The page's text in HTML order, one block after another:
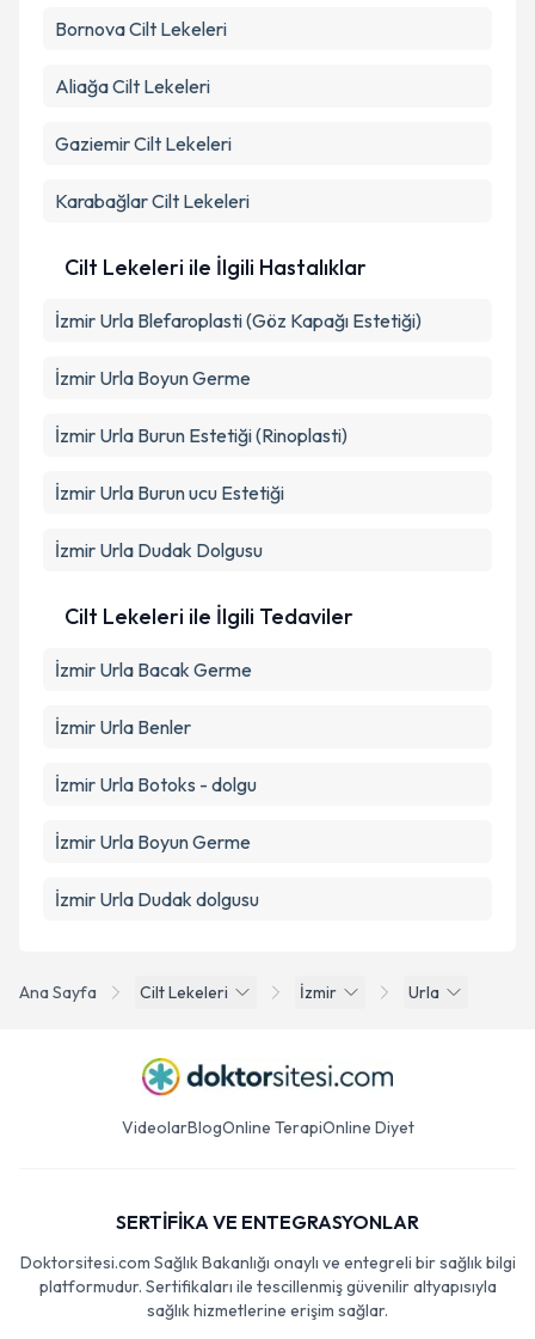
Ana Sayfa Cilt Lekeleri İzmir Urla
BornovaCilt Lekeleri
AliağaCilt Lekeleri
GaziemirCilt Lekeleri
KarabağlarCilt Lekeleri
Cilt Lekeleri ile İlgili Hastalıklar
İzmir Urla Blefaroplasti (Göz Kapağı Estetiği)
İzmir Urla Boyun Germe
İzmir Urla Burun Estetiği (Rinoplasti)
İzmir Urla Burun ucu Estetiği
İzmir Urla Dudak Dolgusu
Cilt Lekeleri ile İlgili Tedaviler
İzmir Urla Bacak Germe
İzmir Urla Benler
İzmir Urla Botoks - dolgu
İzmir Urla Boyun Germe
İzmir Urla Dudak dolgusu
VideolarBlogOnline TerapiOnline Diyet
SERTİFİKA VE ENTEGRASYONLAR
Doktorsitesi.com Sağlık Bakanlığı onaylı ve entegreli bir sağlık bilgi
platformudur. Sertifikaları ile tescillenmiş güvenilir altyapısıyla
sağlık hizmetlerine erişim sağlar.